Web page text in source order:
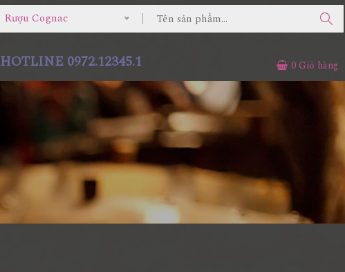
Rượu Cognac
HOTLINE 0972.12345.1 0 Giỏ hàng